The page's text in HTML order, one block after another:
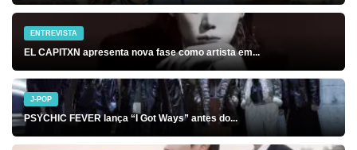
ENTREVISTA
EL CAPITXN apresenta nova fase como artista em...
J-POP
PSYCHIC FEVER lança “I Got Ways” antes do...